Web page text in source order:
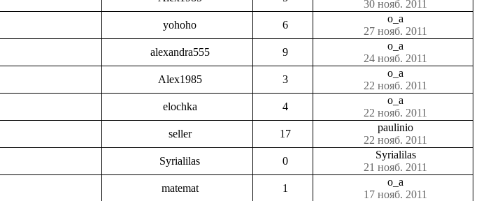
30 нояб. 2011
yohoho 6
o_a
27 нояб. 2011
alexandra555 9
o_a
24 нояб. 2011
Alex1985 3
o_a
22 нояб. 2011
elochka 4
o_a
22 нояб. 2011
seller 17
paulinio
22 нояб. 2011
Syrialilas 0
Syrialilas
21 нояб. 2011
matemat 1
o_a
17 нояб. 2011